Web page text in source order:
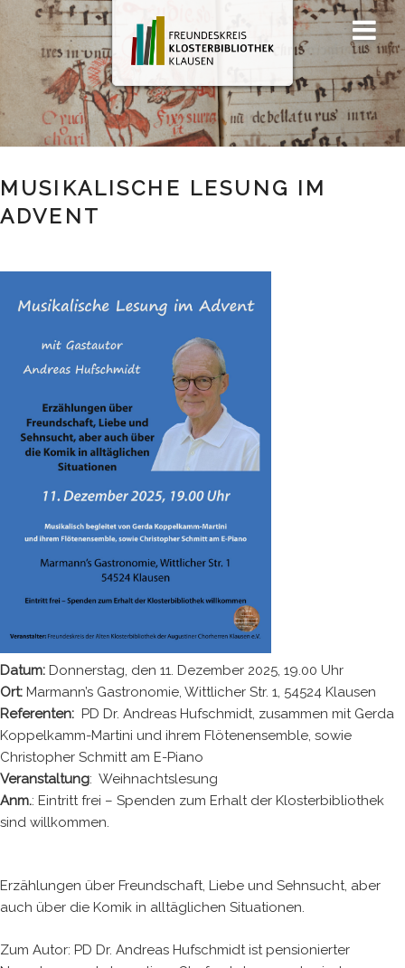
Zum
springen
Men
ü
MUSIKALISCHE LESUNG IM
ADVENT
Datum: Donnerstag, den 11. Dezember 2025, 19.00 Uhr
Ort: Marmann’s Gastronomie, Wittlicher Str. 1, 54524 Klausen
Referenten: PD Dr. Andreas Hufschmidt, zusammen mit Gerda
Koppelkamm-Martini und ihrem Flötenensemble, sowie
Christopher Schmitt am E-Piano
Veranstaltung: Weihnachtslesung
Anm.: Eintritt frei – Spenden zum Erhalt der Klosterbibliothek
sind willkommen.
Erzählungen über Freundschaft, Liebe und Sehnsucht, aber
auch über die Komik in alltäglichen Situationen.
Zum Autor: PD Dr. Andreas Hufschmidt ist pensionierter